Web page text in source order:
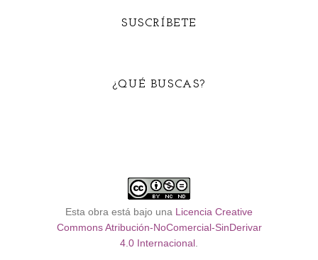
SUSCRÍBETE
¿QUÉ BUSCAS?
Esta obra está bajo una Licencia Creative
Commons Atribución-NoComercial-SinDerivar
4.0 Internacional